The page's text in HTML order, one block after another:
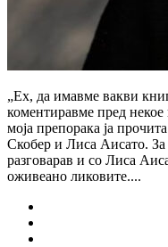
„Ех, да имавме вакви
коментиравме пред некое
моја препорака ја
Скобер и Лиса Аисато. За
разговарав и со Лиса
оживеано ликовите....